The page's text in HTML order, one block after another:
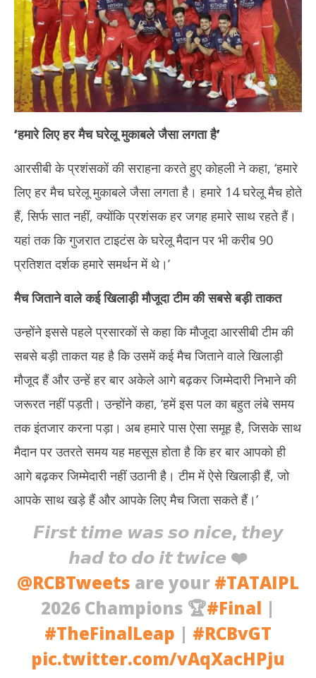
‘हमारे लिए हर मैच घरेलू मुकाबले जैसा लगता है’
आरसीबी के प्रशंसकों की सराहना करते हुए कोहली ने कहा, ‘हमारे
लिए हर मैच घरेलू मुकाबले जैसा लगता है। हमारे 14 घरेलू मैच होते
हैं, सिर्फ सात नहीं, क्योंकि प्रशंसक हर जगह हमारे साथ रहते हैं।
यहां तक कि गुजरात टाइटंस के घरेलू मैदान पर भी करीब 90
प्रतिशत दर्शक हमारे समर्थन में थे।’
मैच जिताने वाले कई खिलाड़ी मौजूदा टीम की सबसे बड़ी ताकत
उन्होंने इससे पहले प्रसारकों से कहा कि मौजूदा आरसीबी टीम की
सबसे बड़ी ताकत यह है कि उसमें कई मैच जिताने वाले खिलाड़ी
मौजूद हैं और उन्हें हर बार अकेले आगे बढ़कर जिम्मेदारी निभाने की
जरूरत नहीं पड़ती। उन्होंने कहा, ‘हमें इस पल का बहुत लंबे समय
तक इंतजार करना पड़ा। अब हमारे पास ऐसा समूह है, जिसके साथ
मैदान पर उतरते समय यह महसूस होता है कि हर बार आपको ही
आगे बढ़कर जिम्मेदारी नहीं उठानी है। टीम में ऐसे खिलाड़ी हैं, जो
आपके साथ खड़े हैं और आपके लिए मैच जिता सकते हैं।’
𝙁𝙞𝙧𝙨𝙩 𝙩𝙞𝙢𝙚 𝙬𝙖𝙨 𝙨𝙤 𝙣𝙞𝙘𝙚, 𝙩𝙝𝙚𝙮
𝙝𝙖𝙙 𝙩𝙤 𝙙𝙤 𝙞𝙩 𝙩𝙬𝙞𝙘𝙚 ❤️
@RCBTweets are your #TATAIPL
2026 Champions 🏆#Final |
#TheFinalLeap | #RCBvGT
pic.twitter.com/vAqXacHPju